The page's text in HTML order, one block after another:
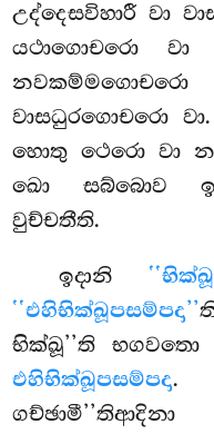
උද්දෙසවිහාරී වා
යථාගොචරො
නවකම්මගොචරො
වාසධුරගොචරො වා.
හොතු ථෙරො වා
ඛො සබ්බොව
වුච්චතීති.
ඉදානි
‘‘එහිභික්ඛූපසම්පදා’’
භික්ඛූ’’ති
එහිභික්ඛූපසම්පදා.